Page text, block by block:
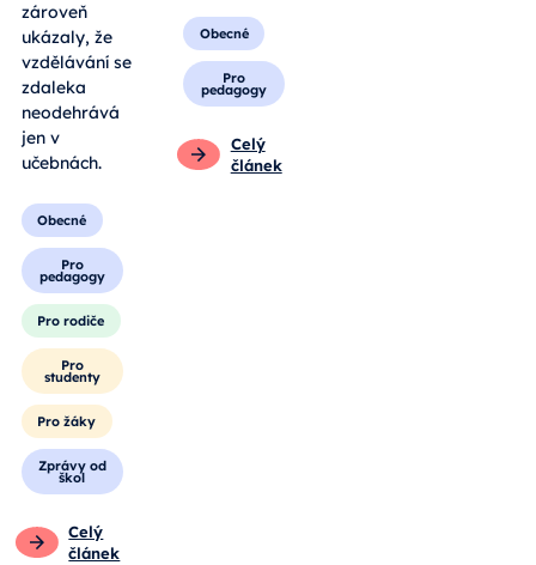
zároveň
ukázaly, že
vzdělávání se
zdaleka
neodehrává
jen v
učebnách.
Obecné
Pro
pedagogy
Pro rodiče
Pro
studenty
Pro žáky
Zprávy od
škol
Celý
článek
Obecné
Pro
pedagogy
Celý
článek